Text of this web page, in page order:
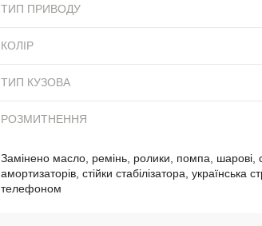
ТИП ПРИВОДУ
КОЛІР
ТИП КУЗОВА
РОЗМИТНЕННЯ
Замінено масло, ремінь, ролики, помпа, шарові,
амортизаторів, стійки стабілізатора, українська
телефоном